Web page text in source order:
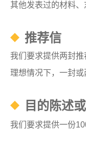
其他发表过的材料
推荐信
我们要求提供两封
理想情况下，一封
目的陈述
我们要求提供一份